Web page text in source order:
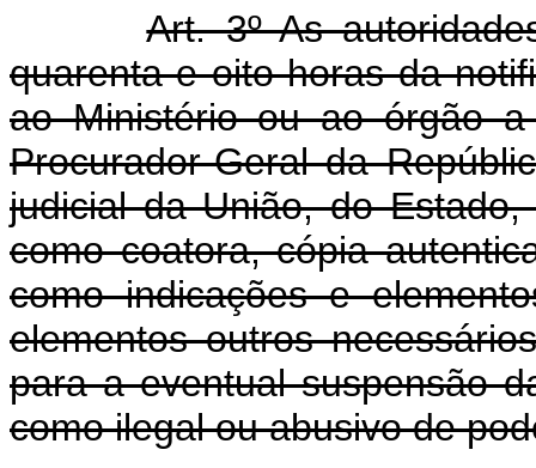
Art. 3º As
quarenta e oito horas da
ao Ministério ou ao órgão
Procurador-Geral da
judicial da União, do
como coatora, cópia
como indicações e
elementos outros
para a eventual suspensão
como ilegal ou abusivo de